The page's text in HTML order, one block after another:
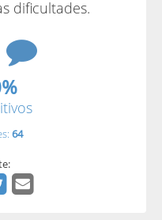
dificultades.
64